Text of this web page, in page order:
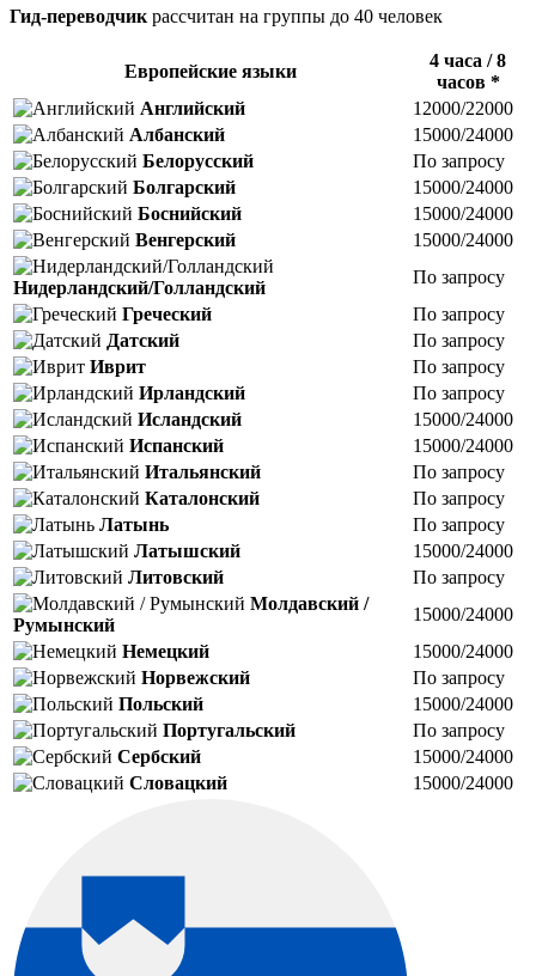
Гид-переводчик расcчитан на группы до 40 человек
Европейские языки
4 часа / 8
часов *
Английский
12000/22000
Албанский
15000/24000
Белорусский
По запросу
Болгарский
15000/24000
Боснийский
15000/24000
Венгерский
15000/24000
Нидерландский/Голландский
По запросу
Греческий
По запросу
Датский
По запросу
Иврит
По запросу
Ирландский
По запросу
Исландский
15000/24000
Испанский
15000/24000
Итальянский
По запросу
Каталонский
По запросу
Латынь
По запросу
Латышский
15000/24000
Литовский
По запросу
Молдавский /
Румынский
15000/24000
Немецкий
15000/24000
Норвежский
По запросу
Польский
15000/24000
Португальский
По запросу
Сербский
15000/24000
Словацкий
15000/24000